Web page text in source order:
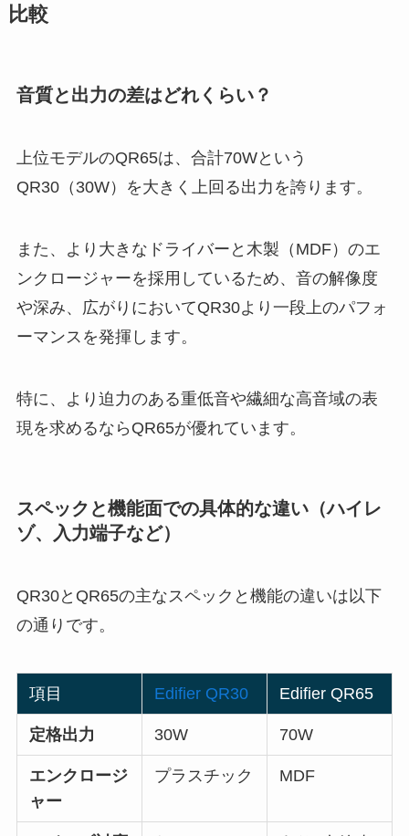
比較
音質と出力の差はどれくらい？
上位モデルのQR65は、合計70Wという
QR30（30W）を大きく上回る出力を誇ります。
また、より大きなドライバーと木製（MDF）のエ
ンクロージャーを採用しているため、音の解像度
や深み、広がりにおいてQR30より一段上のパフォ
ーマンスを発揮します。
特に、より迫力のある重低音や繊細な高音域の表
現を求めるならQR65が優れています。
スペックと機能面での具体的な違い（ハイレ
ゾ、入力端子など）
QR30とQR65の主なスペックと機能の違いは以下
の通りです。
項目 Edifier QR30 Edifier QR65
定格出力 30W 70W
エンクロージ
ャー
プラスチック MDF